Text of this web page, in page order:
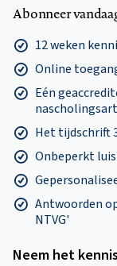
Abonneer
12 weken
Online
Eén
Het tijdschrift
Onbeperkt
Antwoorden
NTVG'
Neem het